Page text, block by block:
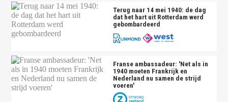
Terug naar 14 mei 1940: de dag
dat het hart uit Rotterdam werd
gebombardeerd
Franse ambassadeur: 'Net als in
1940 moeten Frankrijk en
Nederland nu samen de strijd
voeren'